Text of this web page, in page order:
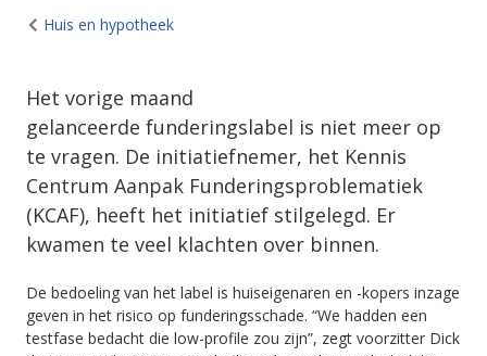
Huis en hypotheek
Het vorige maand
gelanceerde funderingslabel is niet meer op
te vragen. De initiatiefnemer, het Kennis
Centrum Aanpak Funderingsproblematiek
(KCAF), heeft het initiatief stilgelegd. Er
kwamen te veel klachten over binnen.
De bedoeling van het label is huiseigenaren en -kopers inzage
geven in het risico op funderingsschade. “We hadden een
testfase bedacht die low-profile zou zijn”, zegt voorzitter Dick